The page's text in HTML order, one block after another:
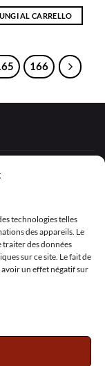
technologies telles
des appareils. Le
traiter des données
sur ce site. Le fait de
un effet négatif sur
AL CARRELLO
166